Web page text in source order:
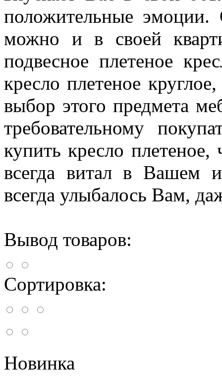
положительные эмоции.
можно и в своей
подвесное плетеное
кресло плетеное
выбор этого предмета
требовательному
купить кресло
всегда витал в Вашем
всегда улыбалось Вам,
Вывод товаров:
Сортировка:
Новинка